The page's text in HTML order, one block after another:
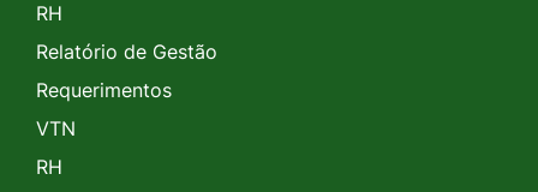
RH
Relatório de Gestão
Requerimentos
VTN
RH